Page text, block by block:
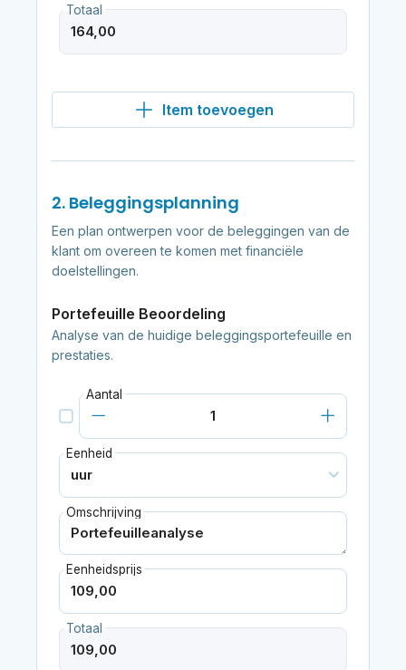
Totaal
Item toevoegen
2. Beleggingsplanning
Een plan ontwerpen voor de beleggingen van de
klant om overeen te komen met financiële
doelstellingen.
Portefeuille Beoordeling
Analyse van de huidige beleggingsportefeuille en
prestaties.
Aantal
Eenheid
Omschrijving
Eenheidsprijs
Totaal